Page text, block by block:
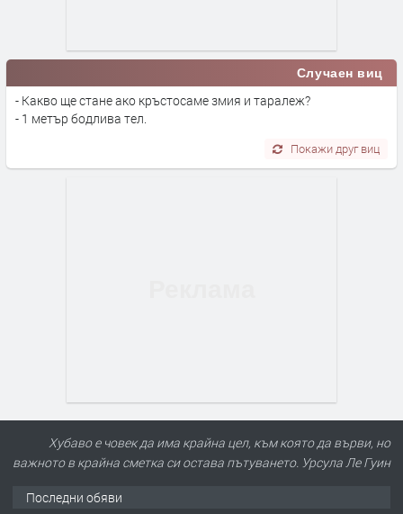
Случаен виц
- Какво ще стане ако кръстосаме змия и таралеж?
- 1 метър бодлива тел.
Покажи друг виц
Хубаво е човек да има крайна цел, към която да върви, но
важното в крайна сметка си остава пътуването. Урсула Ле Гуин
Последни обяви